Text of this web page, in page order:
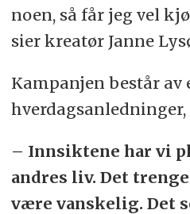
noen, så får jeg vel
sier kreatør Janne
Kampanjen består av
– Innsiktene har vi
andres liv. Det
være vanskelig. Det